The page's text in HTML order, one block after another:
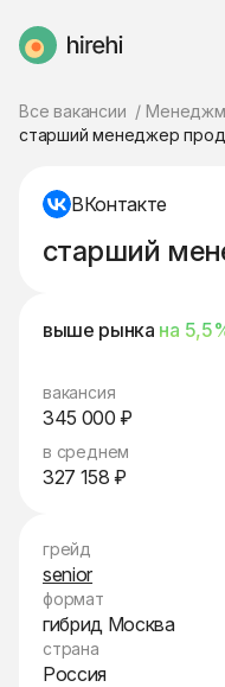
HireHi
Все вакансии
старший менеджер
ВКонтакте
старший
выше рынка на
вакансия
345 000 ₽
в среднем
327 158 ₽
грейд
senior
формат
гибрид Москва
страна
Россия